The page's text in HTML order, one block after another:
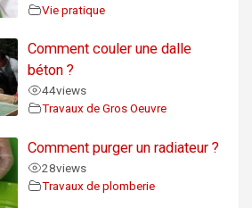
Vie pratique
Comment couler une dalle
béton ?
44views
Travaux de Gros Oeuvre
Comment purger un radiateur ?
28views
Travaux de plomberie